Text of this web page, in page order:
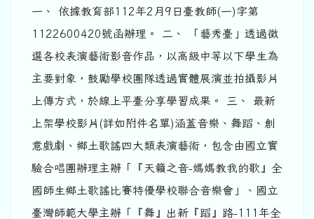
一、 依據教育部112年2月9日臺教師(一)字第
1122600420號函辦理。 二、 「藝秀臺」透過徵
選各校表演藝術影音作品，以高級中等以下學生為
主要對象，鼓勵學校團隊透過實體展演並拍攝影片
上傳方式，於線上平臺分享學習成果。 三、 最新
上架學校影片(詳如附件名單)涵蓋音樂、舞蹈、創
意戲劇、鄉土歌謠四大類表演藝術，包含由國立實
驗合唱團辦理主辦「『天籟之音-媽媽教我的歌』全
國師生鄉土歌謠比賽特優學校聯合音樂會」、國立
臺灣師範大學主辦「『舞』出新『蹈』路-111年全